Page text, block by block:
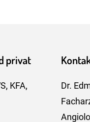
privat
KFA,
Dr.